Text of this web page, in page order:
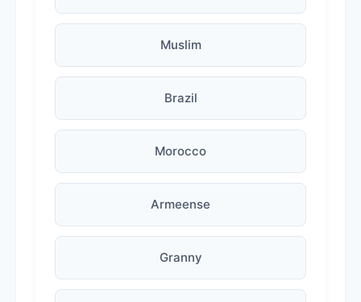
Muslim
Brazil
Morocco
Armeense
Granny